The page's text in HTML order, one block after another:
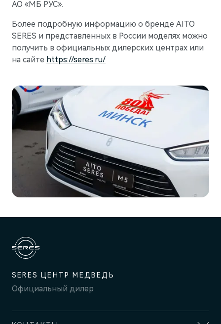
АО «МБ РУС».
Более подробную информацию о бренде AITO
SERES и представленных в России моделях можно
получить в официальных дилерских центрах или
на сайте https://seres.ru/
SERES ЦЕНТР МЕДВЕДЬ
Официальный дилер